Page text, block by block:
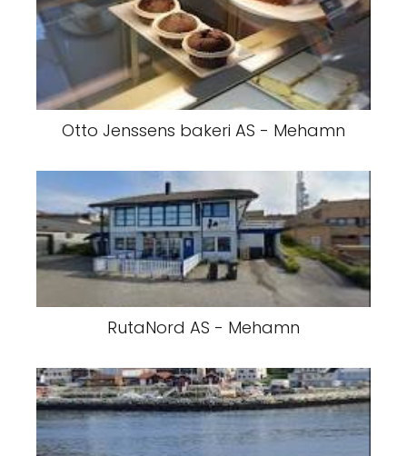
Otto Jenssens bakeri AS - Mehamn
RutaNord AS - Mehamn